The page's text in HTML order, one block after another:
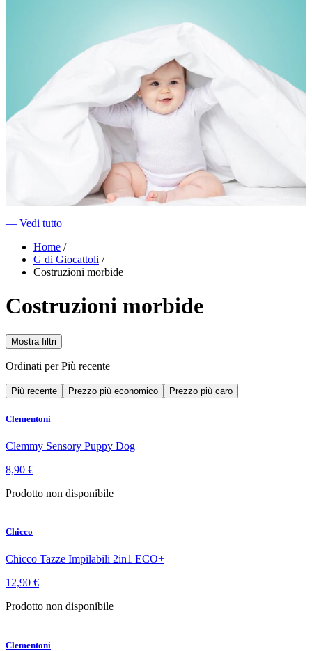
― Vedi tutto
Home /
G di Giocattoli /
Costruzioni morbide
Costruzioni morbide
Mostra filtri
Ordinati perPiù recente
Più recente Prezzo più economico Prezzo più caro
Clementoni
Clemmy Sensory Puppy Dog
8,90 €
Prodotto non disponibile
Chicco
Chicco Tazze Impilabili 2in1 ECO+
12,90 €
Prodotto non disponibile
Clementoni